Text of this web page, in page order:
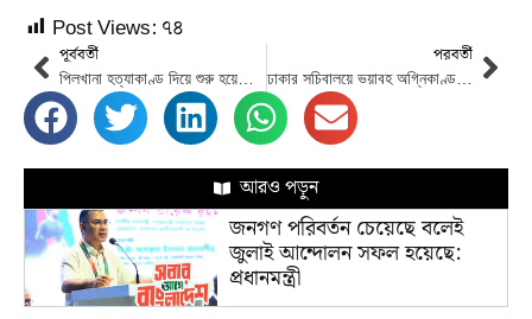
Post Views: ৭৪
পূর্ববর্তী পরবর্তী
ঢাকার সচিবালয়ে ভয়াবহ অগ্নিকাণ্ড, প্রশ্ন উঠছে নিরাপত্তা নিয়ে,৭ সদস্যের তদন্ত কমিটি গঠন
আরও পড়ুন
জনগণ পরিবর্তন চেয়েছে বলেই
জুলাই আন্দোলন সফল হয়েছে:
প্রধানমন্ত্রী